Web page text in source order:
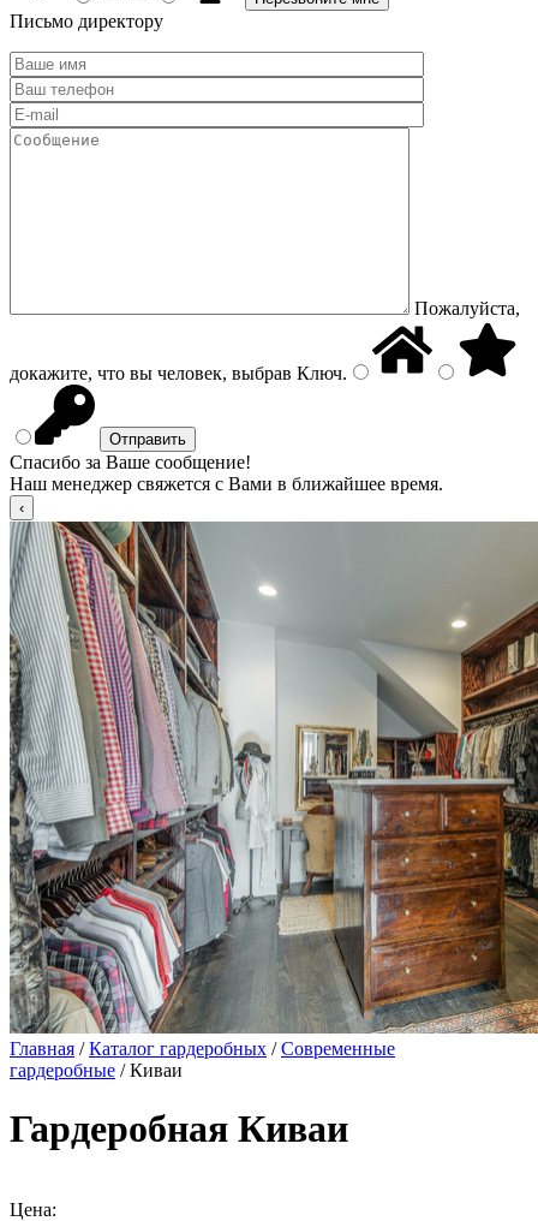
Письмо директору
Пожалуйста,
докажите, что вы человек, выбрав Ключ.
Спасибо за Ваше сообщение!
Наш менеджер свяжется с Вами в ближайшее время.
Главная /Каталог гардеробных /Современные
гардеробные / Киваи
Гардеробная Киваи
Цена: